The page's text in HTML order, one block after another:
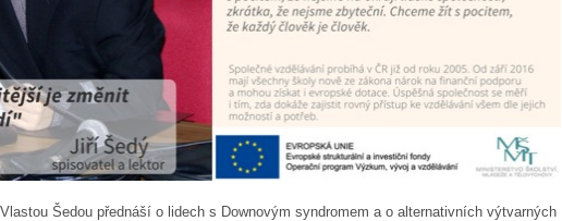
Šedou přednáší o lidech s Downovým syndromem a o alternativních výtvarných